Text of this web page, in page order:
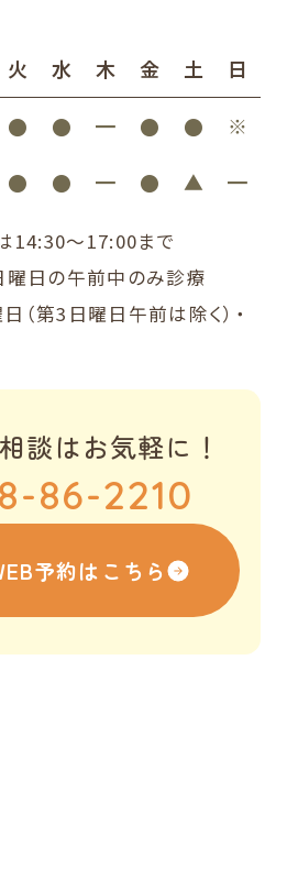
火 水 木 金 土
日
● ● ━ ● ●
※
● ● ━ ● ▲ ━
14:30〜17:00まで
曜日の午前中のみ診療
（第3日曜日午前は除く）・
談はお気軽に！
86-2210
予約はこちら